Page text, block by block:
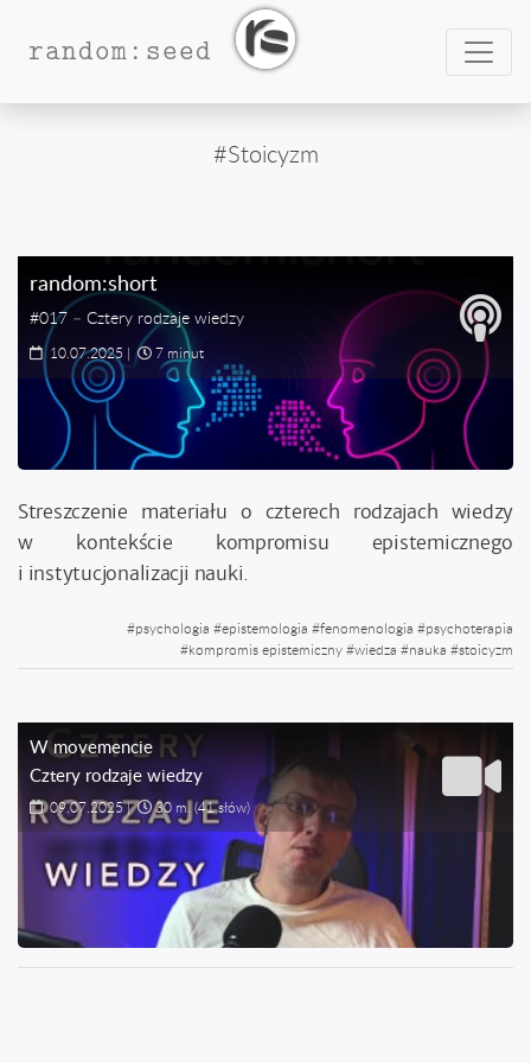
random:seed
#Stoicyzm
random:short
#017 – Cztery rodzaje wiedzy
10.07.2025 | 7 minut
Streszczenie materiału o czterech rodzajach wiedzy
w kontekście kompromisu epistemicznego
i instytucjonalizacji nauki.
#psychologia #epistemologia #fenomenologia #psychoterapia
#kompromis epistemiczny#wiedza #nauka #stoicyzm
W movemencie
Cztery rodzaje wiedzy
09.07.2025| 30 m.(41 słów)